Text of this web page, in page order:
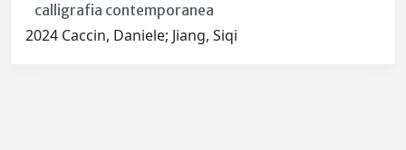
calligrafia contemporanea
2024 Caccin, Daniele; Jiang, Siqi